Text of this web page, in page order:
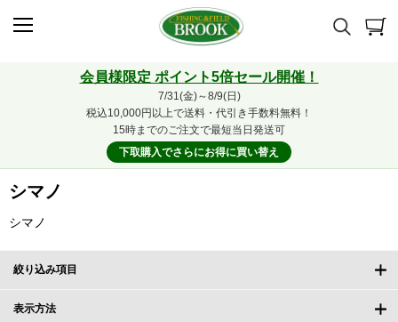
会員様限定 ポイント5倍セール開催！
7/31(金)～8/9(日)
税込10,000円以上で送料・代引き手数料無料！
15時までのご注文で最短当日発送可
下取購入でさらにお得に買い替え
シマノ
シマノ
絞り込み項目
表示方法